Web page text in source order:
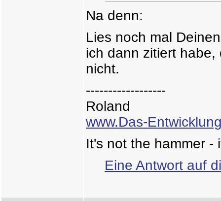
Na denn:
Lies noch mal
ich dann zitiert
nicht.
------------------
Roland
www.Das-
It's not the hammer -
Eine Antwort auf